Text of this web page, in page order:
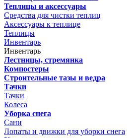
Теплицы и аксессуары
Средства для чистки теплиц
Аксессуары к теплице
Теплицы
Инвентарь
Инвентарь
Лестницы, стремянка
Компостеры
Строительные тазы и ведра
Тачки
Тачки
Колеса
Уборка снега
Сани
Лопаты и движки для уборки снега